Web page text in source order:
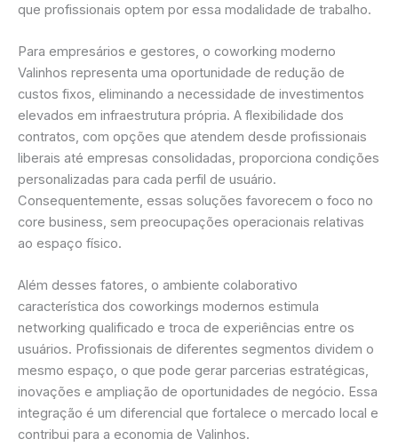
que profissionais optem por essa modalidade de trabalho.
Para empresários e gestores, o coworking moderno
Valinhos representa uma oportunidade de redução de
custos fixos, eliminando a necessidade de investimentos
elevados em infraestrutura própria. A flexibilidade dos
contratos, com opções que atendem desde profissionais
liberais até empresas consolidadas, proporciona condições
personalizadas para cada perfil de usuário.
Consequentemente, essas soluções favorecem o foco no
core business, sem preocupações operacionais relativas
ao espaço físico.
Além desses fatores, o ambiente colaborativo
característica dos coworkings modernos estimula
networking qualificado e troca de experiências entre os
usuários. Profissionais de diferentes segmentos dividem o
mesmo espaço, o que pode gerar parcerias estratégicas,
inovações e ampliação de oportunidades de negócio. Essa
integração é um diferencial que fortalece o mercado local e
contribui para a economia de Valinhos.